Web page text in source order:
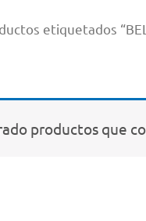
etiquetados
productos que